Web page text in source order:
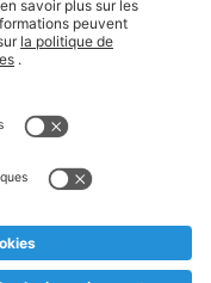
légales
et jusqu'à
nous serions
et TVA incl.
a été adoptée